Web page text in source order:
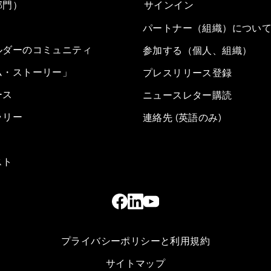
）
ーのコミュニティ
ストーリー」
リー
サインイン
パートナー（組織）につい
参加する（個人、組織）
プレスリリース登録
ニュースレター購読
連絡先 (英語のみ)
プライバシーポリシーと利用規約
サイトマップ